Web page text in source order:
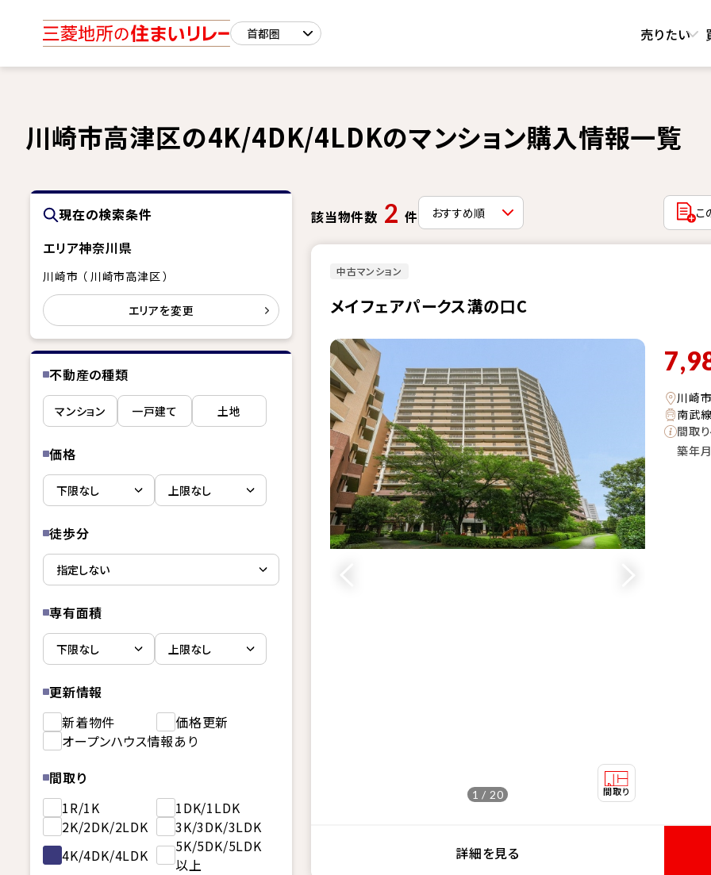
売りたい
川崎市高津区の4K/4DK/4LDKのマンション購入情報一覧
現在の検索条件
エリア神奈川県
川崎市 （ 川崎市高津区 ）
エリアを変更
不動産の種類
マンション 一戸建て 土地
価格
徒歩分
専有面積
更新情報
新着物件
価格更新
オープンハウス情報あり
間取り
1R/1K
1DK/1LDK
2K/2DK/2LDK
3K/3DK/3LDK
4K/4DK/4LDK
5K/5DK/5LDK
以上
該当物件数 2 件 こ
中古マンション
メイフェアパークス溝の口C
1 / 20
川崎
南武
間取り
築年月
詳細を見る